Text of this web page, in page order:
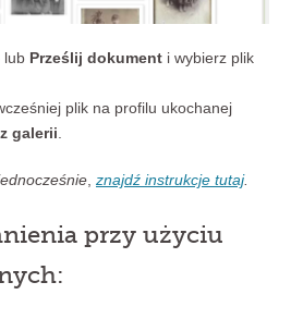
lub Prześlij dokument i wybierz plik
plik na profilu ukochanej
galerii.
, znajdź instrukcje tutaj.
przy użyciu